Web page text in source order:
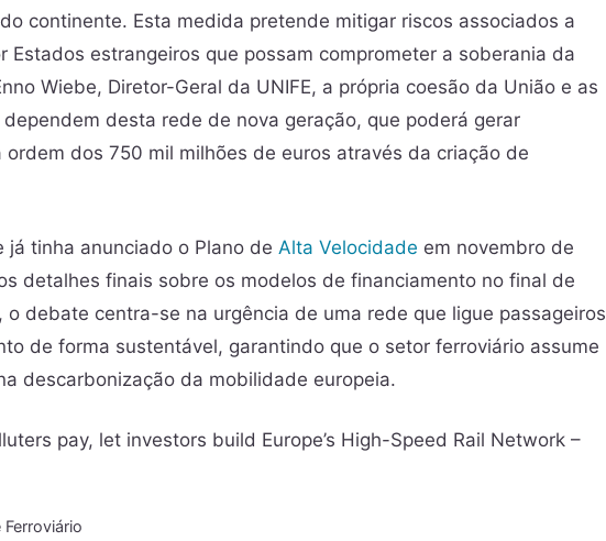
continente. Esta medida pretende mitigar riscos associados a
Estados estrangeiros que possam comprometer a soberania da
Wiebe, Diretor-Geral da UNIFE, a própria coesão da União e as
desta rede de nova geração, que poderá gerar
dos 750 mil milhões de euros através da criação de
já tinha anunciado o Plano de Alta Velocidade em novembro de
detalhes finais sobre os modelos de financiamento no final de
debate centra-se na urgência de uma rede que ligue passageiros
de forma sustentável, garantindo que o setor ferroviário assume
descarbonização da mobilidade europeia.
pay, let investors build Europe’s High-Speed Rail Network –